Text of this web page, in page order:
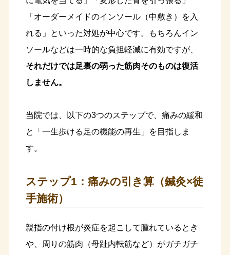
「オーダーメイドのインソール（中敷き）を入
れる」といった対処が中心です。もちろんイン
ソールなどは一時的な負担軽減に有効ですが、
それだけでは足裏の弱った筋肉そのものは復活
しません。
当院では、以下の3つのステップで、痛みの緩和
と「一生歩ける足の機能の再生」を目指しま
す。
ステップ1：痛みの引き算（鍼灸×徒
手施術）
親指の付け根が炎症を起こして腫れているとき
や、周りの筋肉（母趾内転筋など）がガチガチ